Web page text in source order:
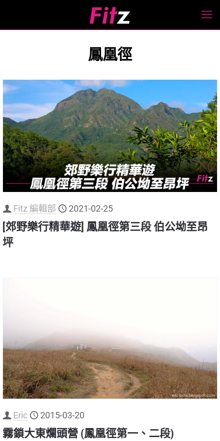
鳳凰徑
Fitz 編輯部 2021-02-25
[郊野樂行精華遊] 鳳凰徑第三段 伯公坳至昂
坪
Eric 2015-03-20
霧鎖大東爛頭營 (鳳凰徑第一、二段)